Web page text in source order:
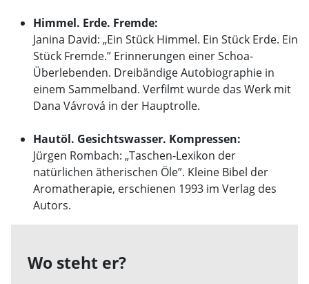
Himmel. Erde. Fremde:
Janina David: „Ein Stück Himmel. Ein Stück Erde. Ein
Stück Fremde.” Erinnerungen einer Schoa-
Überlebenden. Dreibändige Autobiographie in
einem Sammelband. Verfilmt wurde das Werk mit
Dana Vávrová in der Hauptrolle.
Hautöl. Gesichtswasser. Kompressen:
Jürgen Rombach: „Taschen-Lexikon der
natürlichen ätherischen Öle”. Kleine Bibel der
Aromatherapie, erschienen 1993 im Verlag des
Autors.
Wo steht er?